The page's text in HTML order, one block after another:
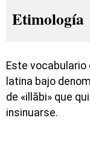
Etimología
Este
latina bajo
de «illābi» que
insinuarse.